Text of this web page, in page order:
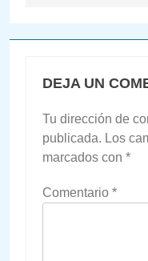
DEJA UN
Tu dirección de
publicada. Los
marcados con *
Comentario *